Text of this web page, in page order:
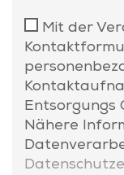
Mit der
Entsorgungs
Nähere